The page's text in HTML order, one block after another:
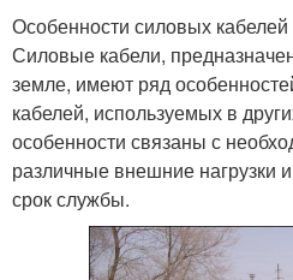
Особенности силовых
Силовые кабели,
земле, имеют ряд
кабелей, используемых в
особенности связаны с
различные внешние нагрузки
срок службы.